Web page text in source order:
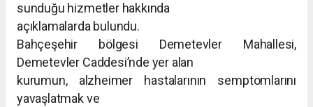
sunduğu hizmetler hakkında
açıklamalarda bulundu.
Bahçeşehir bölgesi Demetevler Mahallesi,
Demetevler Caddesi’nde yer alan
kurumun, alzheimer hastalarının semptomlarını
yavaşlatmak ve